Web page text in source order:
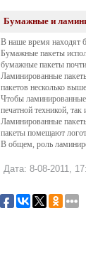
Бумажные и
В наше время находят
Бумажные пакеты
бумажные пакеты
Ламинированные
пакетов несколько
Чтобы ламинированные
печатной техникой,
Ламинированные
пакеты помещают
В общем, роль
Дата: 8-08-2011,